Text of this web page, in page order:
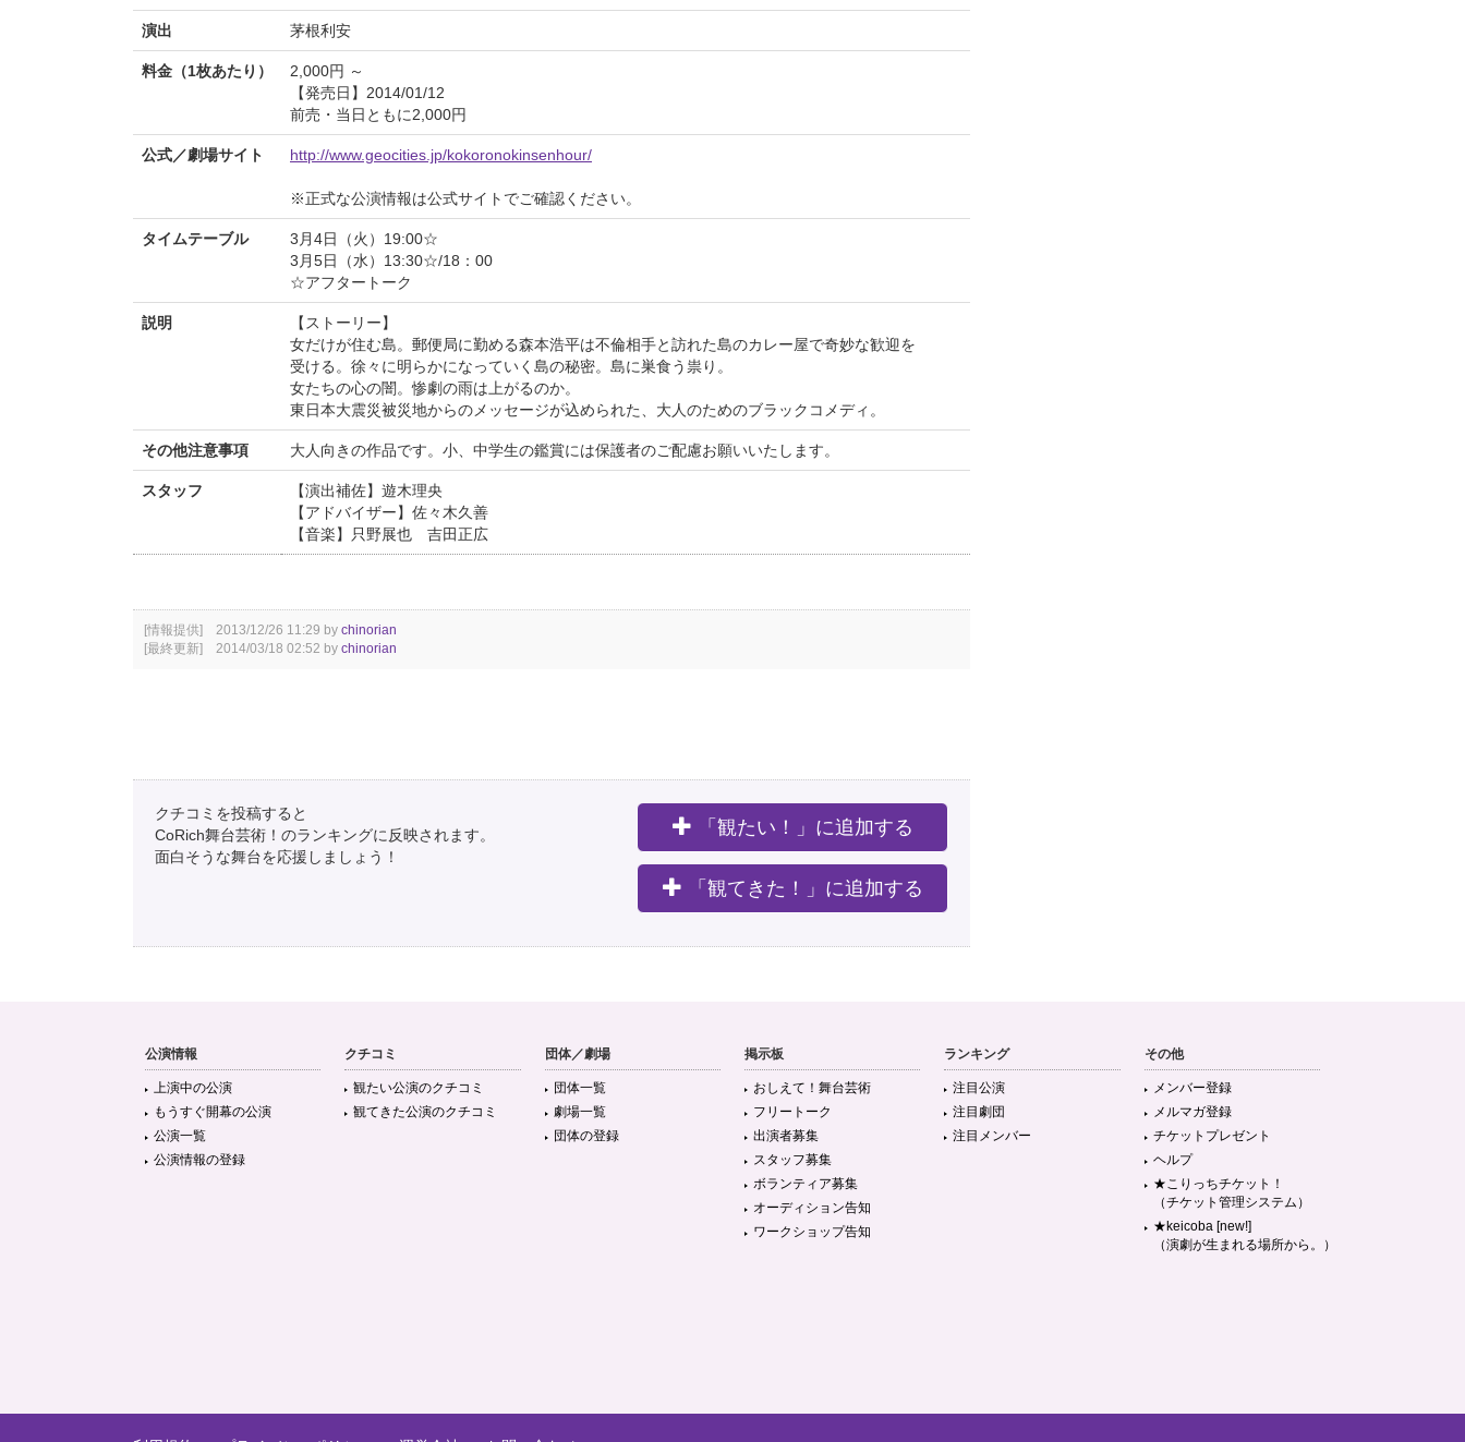
演出 茅根利安
料金（1枚あたり）
2,000円 ～
【発売日】2014/01/12
前売・当日ともに2,000円
公式／劇場サイト http://www.geocities.jp/kokoronokinsenhour/
※正式な公演情報は公式サイトでご確認ください。
タイムテーブル
3月4日（火）19:00☆
3月5日（水）13:30☆/18：00
☆アフタートーク
説明
【ストーリー】
女だけが住む島。 郵便局に勤める森本浩平は不倫相手と訪れた島のカレー屋で奇妙な歓迎を
受ける。 徐々に明らかになっていく島の秘密。島に巣食う祟り。
女たちの心の闇。 惨劇の雨は上がるのか。
東日本大震災被災地からのメッセージが込められた、 大人のためのブラックコメディ。
その他注意事項 大人向きの作品です。小、中学生の鑑賞には保護者のご配慮お願いいたします。
スタッフ
【演出補佐】遊木理央
【アドバイザー】佐々木久善
【音楽】只野展也 吉田正広
[情報提供] 2013/12/26 11:29 by chinorian
[最終更新] 2014/03/18 02:52 by chinorian
クチコミを投稿すると
CoRich舞台芸術！のランキングに反映されます。
面白そうな舞台を応援しましょう！
「観たい！」に追加する
「観てきた！」に追加する
公演情報
上演中の公演
もうすぐ開幕の公演
公演一覧
公演情報の登録
クチコミ
観たい公演のクチコミ
観てきた公演のクチコミ
団体／劇場
団体一覧
劇場一覧
団体の登録
掲示板
おしえて！舞台芸術
フリートーク
出演者募集
スタッフ募集
ボランティア募集
オーディション告知
ワークショップ告知
ランキング
注目公演
注目劇団
注目メンバー
その他
メンバー登録
メルマガ登録
チケットプレゼント
ヘルプ
★こりっちチケット！
（チケット管理システム）
★keicoba [new!]
（演劇が生まれる場所から。）